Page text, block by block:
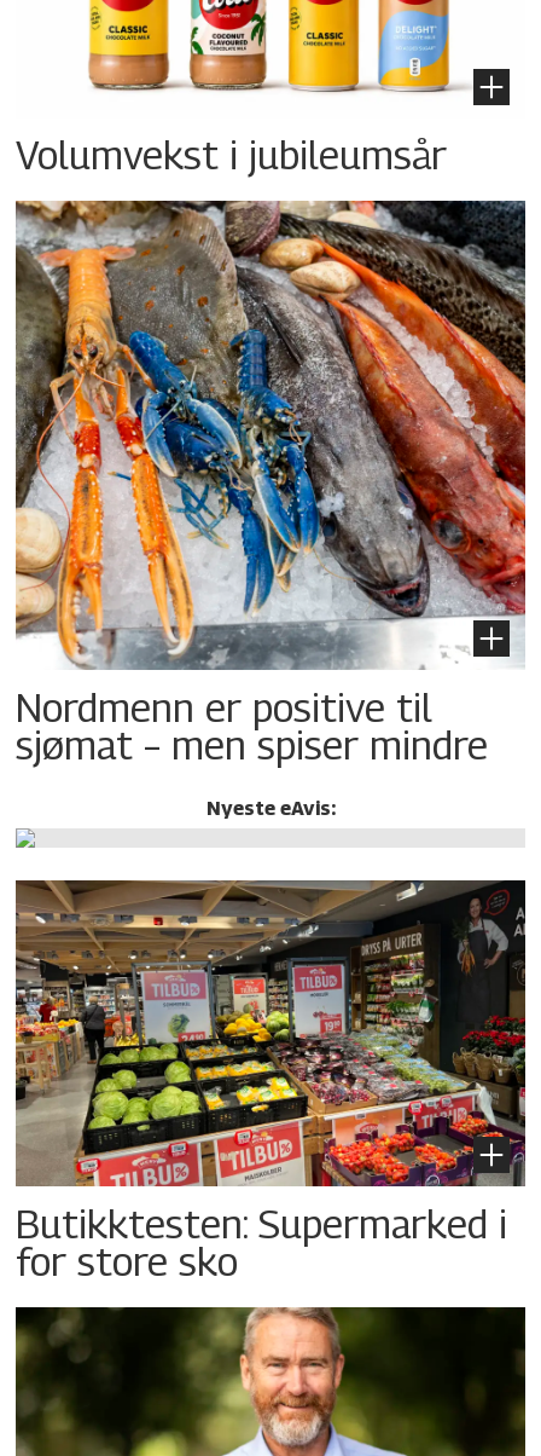
Volumvekst i jubileumsår
Nordmenn er positive til
sjømat – men spiser mindre
Nyeste eAvis:
Butikktesten: Supermarked i
for store sko